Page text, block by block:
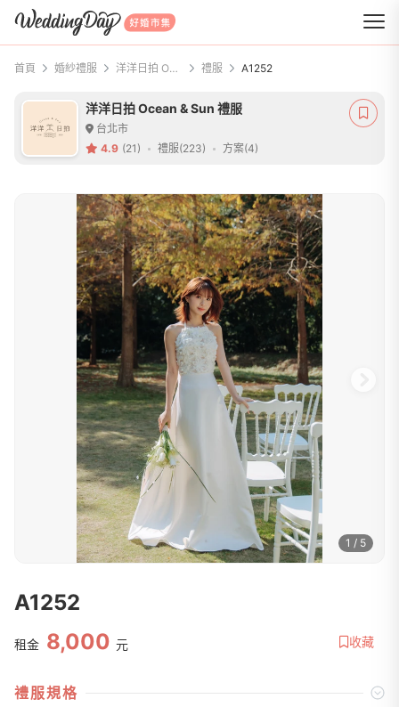
WeddingDay 好婚市集
首頁 婚紗禮服 洋洋日拍 Ocean & Sun 禮服 禮服 A1252
洋洋日拍 Ocean & Sun 禮服
台北市
4.9 (21) 禮服(223) 方案(4)
1 / 5
A1252
租金 8,000 元 收藏
禮服規格